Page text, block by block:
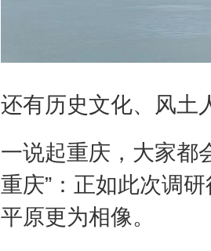
还有历史文化、风土
一说起重庆，大家都
重庆”：正如此次调
平原更为相像。